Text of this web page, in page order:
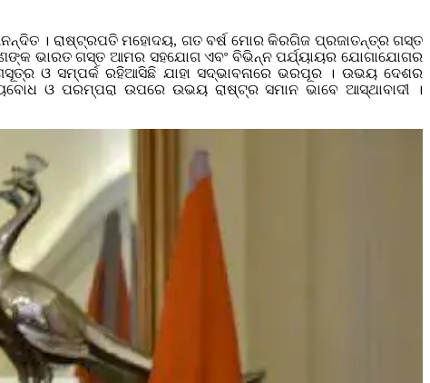
। ରାଷ୍ଟ୍ରପତି ମହୋଦୟ, ଗତ ବର୍ଷ ମୋର କିରଗିଜ ପ୍ରଜାତନ୍ତ୍ର ଗସ୍ତ
ଭାରତ ଗସ୍ତ ଆମର ସହଯୋଗ ଏବଂ ବିଭିନ୍ନ ପର୍ଯ୍ୟାୟର ଯୋଗାଯୋଗର
ଓ ସମ୍ପର୍କ ରହିଆସିଛି ଯାହା ସଦ୍ଭାବନାରେ ଭରପୂର । ଉଭୟ ଦେଶର
ଓ ପରମ୍ପରା ଉପରେ ଉଭୟ ରାଷ୍ଟ୍ର ସମାନ ଭାବେ ଆସ୍ଥାବାଦୀ ।